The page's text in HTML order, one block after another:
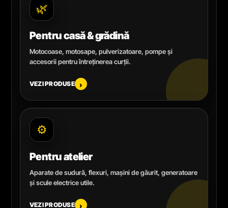
🌿
Pentru casă & grădină
Motocoase, motosape, pulverizatoare, pompe și
accesorii pentru întreținerea curții.
VEZI PRODUSE ›
⚙️
Pentru atelier
Aparate de sudură, flexuri, mașini de găurit, generatoare
și scule electrice utile.
VEZI PRODUSE ›